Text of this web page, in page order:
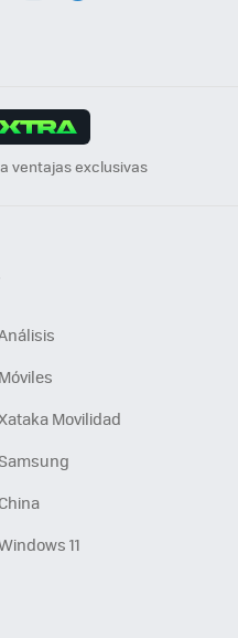
ventajas exclusivas
Móviles
Movilidad
China
11